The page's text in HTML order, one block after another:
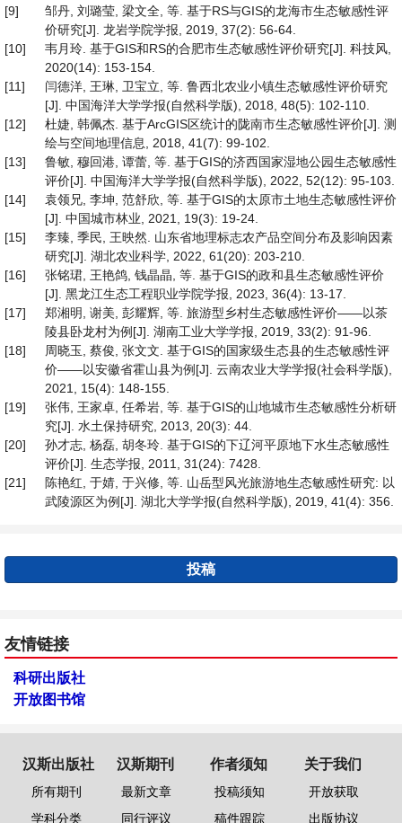
[9]
邹丹, 刘璐莹, 梁文全, 等. 基于RS与GIS的龙海市生态敏感性评
价研究[J]. 龙岩学院学报, 2019, 37(2): 56-64.
[10]
韦月玲. 基于GIS和RS的合肥市生态敏感性评价研究[J]. 科技风,
2020(14): 153-154.
[11]
闫德洋, 王琳, 卫宝立, 等. 鲁西北农业小镇生态敏感性评价研究
[J]. 中国海洋大学学报(自然科学版), 2018, 48(5): 102-110.
[12]
杜婕, 韩佩杰. 基于ArcGIS区统计的陇南市生态敏感性评价[J]. 测
绘与空间地理信息, 2018, 41(7): 99-102.
[13]
鲁敏, 穆回港, 谭蕾, 等. 基于GIS的济西国家湿地公园生态敏感性
评价[J]. 中国海洋大学学报(自然科学版), 2022, 52(12): 95-103.
[14]
袁领兄, 李坤, 范舒欣, 等. 基于GIS的太原市土地生态敏感性评价
[J]. 中国城市林业, 2021, 19(3): 19-24.
[15]
李臻, 季民, 王映然. 山东省地理标志农产品空间分布及影响因素
研究[J]. 湖北农业科学, 2022, 61(20): 203-210.
[16]
张铭珺, 王艳鸽, 钱晶晶, 等. 基于GIS的政和县生态敏感性评价
[J]. 黑龙江生态工程职业学院学报, 2023, 36(4): 13-17.
[17]
郑湘明, 谢美, 彭耀辉, 等. 旅游型乡村生态敏感性评价——以茶
陵县卧龙村为例[J]. 湖南工业大学学报, 2019, 33(2): 91-96.
[18]
周晓玉, 蔡俊, 张文文. 基于GIS的国家级生态县的生态敏感性评
价——以安徽省霍山县为例[J]. 云南农业大学学报(社会科学版),
2021, 15(4): 148-155.
[19]
张伟, 王家卓, 任希岩, 等. 基于GIS的山地城市生态敏感性分析研
究[J]. 水土保持研究, 2013, 20(3): 44.
[20]
孙才志, 杨磊, 胡冬玲. 基于GIS的下辽河平原地下水生态敏感性
评价[J]. 生态学报, 2011, 31(24): 7428.
[21]
陈艳红, 于婧, 于兴修, 等. 山岳型风光旅游地生态敏感性研究: 以
武陵源区为例[J]. 湖北大学学报(自然科学版), 2019, 41(4): 356.
投稿
友情链接
科研出版社
开放图书馆
汉斯出版社
所有期刊
学科分类
汉斯期刊
最新文章
同行评议
作者须知
投稿须知
稿件跟踪
关于我们
开放获取
出版协议